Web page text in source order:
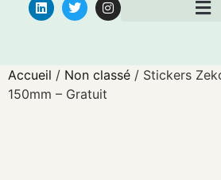
Accueil / Non classé / Stickers
150mm – Gratuit